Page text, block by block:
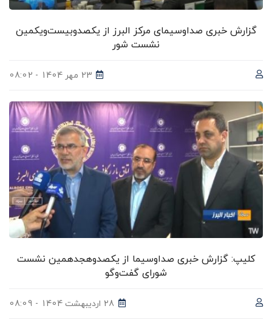
گزارش خبری صداوسیمای مرکز البرز از یکصدوبیست‌ویکمین
نشست شور
23 مهر 1404 - 08:02
کلیپ: گزارش خبری صداوسیما از یکصدوهجدهمین نشست
شورای گفت‌وگو
28 اردیبهشت 1404 - 08:09